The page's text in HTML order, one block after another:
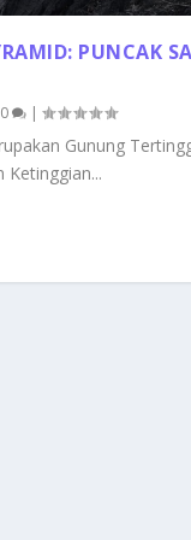
PUNCAK
0 |
Gunung
Ketinggian...